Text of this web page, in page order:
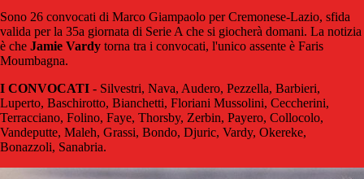
Sono 26 convocati di Marco Giampaolo per Cremonese-Lazio, sfida
valida per la 35a giornata di Serie A che si giocherà domani. La notizia
è che Jamie Vardy torna tra i convocati, l'unico assente è Faris
Moumbagna.
I CONVOCATI - Silvestri, Nava, Audero, Pezzella, Barbieri,
Luperto, Baschirotto, Bianchetti, Floriani Mussolini, Ceccherini,
Terracciano, Folino, Faye, Thorsby, Zerbin, Payero, Collocolo,
Vandeputte, Maleh, Grassi, Bondo, Djuric, Vardy, Okereke,
Bonazzoli, Sanabria.